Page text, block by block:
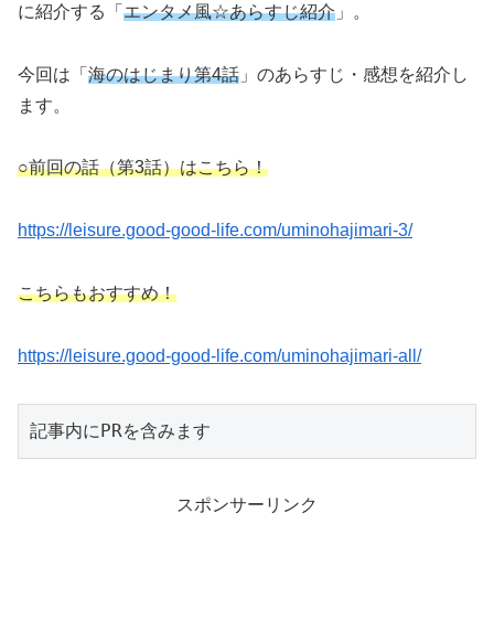
に紹介する「 エンタメ風☆あらすじ紹介 」。
今回は「 海のはじまり第4話 」のあらすじ・感想を紹介し
ます。
○前回の話（第3話）はこちら！
https://leisure.good-good-life.com/uminohajimari-3/
こちらもおすすめ！
https://leisure.good-good-life.com/uminohajimari-all/
記事内にPRを含みます
スポンサーリンク